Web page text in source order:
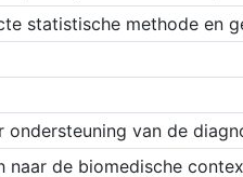
statistische methode en
van de
naar de biomedische